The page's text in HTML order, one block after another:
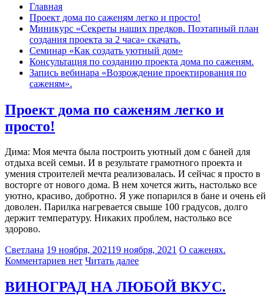
Главная
Проект дома по саженям легко и просто!
Миникурс «Секреты наших предков. Поэтапный план
создания проекта за 2 часа» скачать.
Семинар «Как создать уютный дом»
Консультация по созданию проекта дома по саженям.
Запись вебинара «Возрождение проектирования по
саженям».
Проект дома по саженям легко и
просто!
Дима: Моя мечта была построить уютный дом с баней для
отдыха всей семьи. И в результате грамотного проекта и
умения строителей мечта реализовалась. И сейчас я просто в
восторге от нового дома. В нем хочется жить, настолько все
уютно, красиво, добротно. Я уже попарился в бане и очень ей
доволен. Парилка нагревается свыше 100 градусов, долго
держит температуру. Никаких проблем, настолько все
здорово.
Светлана 19 ноября, 202119 ноября, 2021 О саженях.
Комментариев нет Читать далее
ВИНОГРАД НА ЛЮБОЙ ВКУС.